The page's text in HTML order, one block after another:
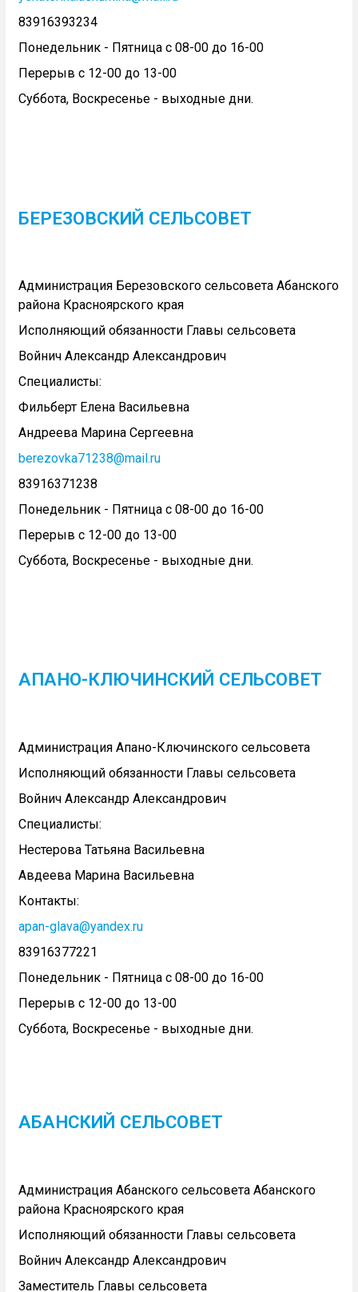
83916393234
Понедельник - Пятница с 08-00 до 16-00
Перерыв с 12-00 до 13-00
Суббота, Воскресенье - выходные дни.
БЕРЕЗОВСКИЙ СЕЛЬСОВЕТ
Администрация Березовского сельсовета Абанского
района Красноярского края
Исполняющий обязанности Главы сельсовета
Войнич Александр Александрович
Специалисты:
Фильберт Елена Васильевна
Андреева Марина Сергеевна
berezovka71238@mail.ru
83916371238
Понедельник - Пятница с 08-00 до 16-00
Перерыв с 12-00 до 13-00
Суббота, Воскресенье - выходные дни.
АПАНО-КЛЮЧИНСКИЙ СЕЛЬСОВЕТ
Администрация Апано-Ключинского сельсовета
Исполняющий обязанности Главы сельсовета
Войнич Александр Александрович
Специалисты:
Нестерова Татьяна Васильевна
Авдеева Марина Васильевна
Контакты:
apan-glava@yandex.ru
83916377221
Понедельник - Пятница с 08-00 до 16-00
Перерыв с 12-00 до 13-00
Суббота, Воскресенье - выходные дни.
АБАНСКИЙ СЕЛЬСОВЕТ
Администрация Абанского сельсовета Абанского
района Красноярского края
Исполняющий обязанности Главы сельсовета
Войнич Александр Александрович
Заместитель Главы сельсовета